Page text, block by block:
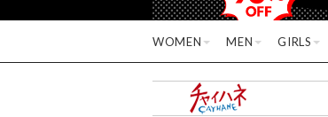
WOMEN MEN GIRLS